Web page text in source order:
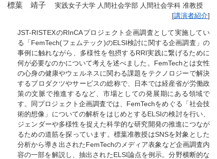
標葉 靖子
実践女子大学 人間社会学部 人間社会学科 准教授
[講演者紹介]
JST-RISTEXのRInCAプロジェクト企画調査として実施してい
る「FemTech(フェムテック)のELSI検討に関する企画調査」の
事例に触れながら、多様性を包摂するRRI実践に繋げるために
何が必要なのかについて考えを述べました。FemTechとは女性
の心身の健康やウェルネスに関わる課題をテクノロジーで解決
するプロダクツやサービスの総称で、日本では経産省が労働政
策の文脈で推進するなど、市場としての発展期にある領域で
す。同プロジェクト企画調査では、FemTechをめぐる「社会技
術的想像」についての解析をはじめとするELSIの検討を行い、
ジェンダーや多様性を捉えた科学的な研究開発の推進につなが
るための道筋を探っています。標葉准教授はSNSを対象とした
分析から導き出されたFemTechのメディア表象など企画調査内
容の一部を解説し、抽出されたELSI論点を例示。分野横断的な